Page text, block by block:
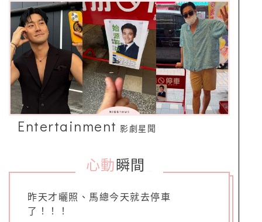
Entertainment 影劇星聞
心動 瞬間
昨天才曬照、馬總今天就去停車
了！！！